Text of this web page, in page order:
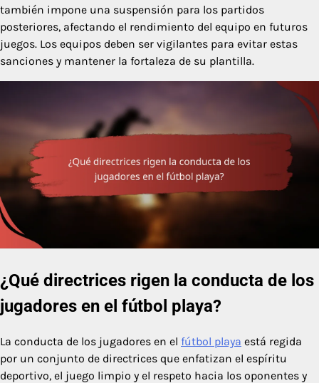
también impone una suspensión para los partidos
posteriores, afectando el rendimiento del equipo en futuros
juegos. Los equipos deben ser vigilantes para evitar estas
sanciones y mantener la fortaleza de su plantilla.
¿Qué directrices rigen la conducta de los
jugadores en el fútbol playa?
La conducta de los jugadores en el fútbol playa está regida
por un conjunto de directrices que enfatizan el espíritu
deportivo, el juego limpio y el respeto hacia los oponentes y